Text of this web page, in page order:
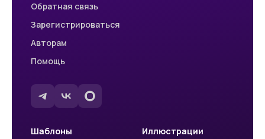
Обратная связь
Зарегистрироваться
Авторам
Помощь
Шаблоны Иллюстрации